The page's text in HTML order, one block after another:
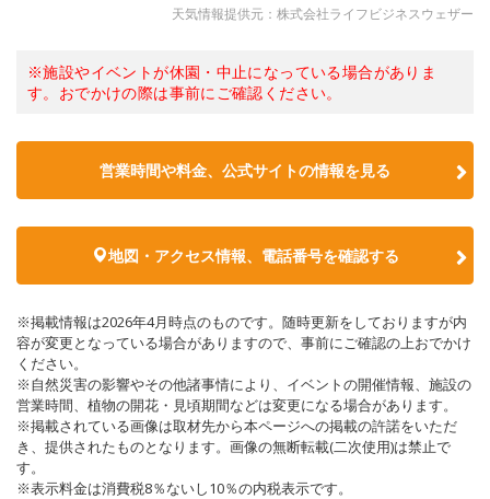
天気情報提供元：株式会社ライフビジネスウェザー
※施設やイベントが休園・中止になっている場合がありま
す。おでかけの際は事前にご確認ください。
営業時間や料金、公式サイトの情報を見る
地図・アクセス情報、電話番号を確認する
※掲載情報は2026年4月時点のものです。随時更新をしておりますが内
容が変更となっている場合がありますので、事前にご確認の上おでかけ
ください。
※自然災害の影響やその他諸事情により、イベントの開催情報、施設の
営業時間、植物の開花・見頃期間などは変更になる場合があります。
※掲載されている画像は取材先から本ページへの掲載の許諾をいただ
き、提供されたものとなります。画像の無断転載(二次使用)は禁止で
す。
※表示料金は消費税8％ないし10％の内税表示です。